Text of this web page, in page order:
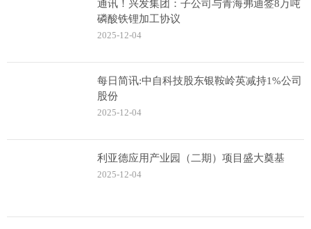
通讯！兴发集团：子公司与青海弗迪签8万吨
磷酸铁锂加工协议
2025-12-04
每日简讯:中自科技股东银鞍岭英减持1%公司
股份
2025-12-04
利亚德应用产业园（二期）项目盛大奠基
2025-12-04